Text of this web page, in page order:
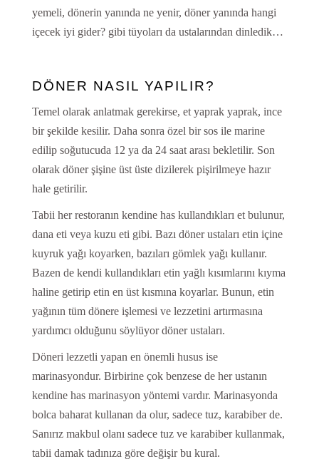
yemeli, dönerin yanında ne yenir, döner yanında hangi
içecek iyi gider? gibi tüyoları da ustalarından dinledik…
DÖNER NASIL YAPILIR?
Temel olarak anlatmak gerekirse, et yaprak yaprak, ince
bir şekilde kesilir. Daha sonra özel bir sos ile marine
edilip soğutucuda 12 ya da 24 saat arası bekletilir. Son
olarak döner şişine üst üste dizilerek pişirilmeye hazır
hale getirilir.
Tabii her restoranın kendine has kullandıkları et bulunur,
dana eti veya kuzu eti gibi. Bazı döner ustaları etin içine
kuyruk yağı koyarken, bazıları gömlek yağı kullanır.
Bazen de kendi kullandıkları etin yağlı kısımlarını kıyma
haline getirip etin en üst kısmına koyarlar. Bunun, etin
yağının tüm dönere işlemesi ve lezzetini artırmasına
yardımcı olduğunu söylüyor döner ustaları.
Döneri lezzetli yapan en önemli husus ise
marinasyondur. Birbirine çok benzese de her ustanın
kendine has marinasyon yöntemi vardır. Marinasyonda
bolca baharat kullanan da olur, sadece tuz, karabiber de.
Sanırız makbul olanı sadece tuz ve karabiber kullanmak,
tabii damak tadınıza göre değişir bu kural.